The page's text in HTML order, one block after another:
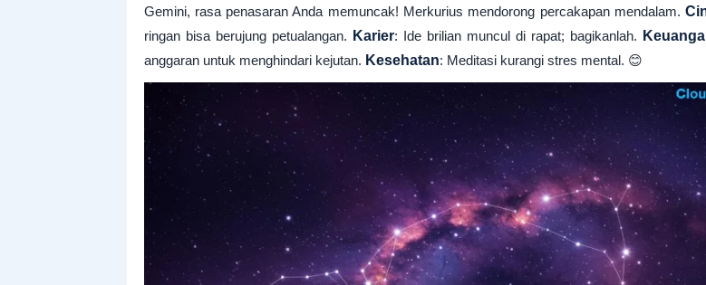
Gemini, rasa penasaran Anda memuncak! Merkurius mendorong percakapan mendalam.
ringan bisa berujung petualangan. Karier: Ide brilian muncul di rapat; bagikanlah.
anggaran untuk menghindari kejutan. Kesehatan: Meditasi kurangi stres mental. 😊